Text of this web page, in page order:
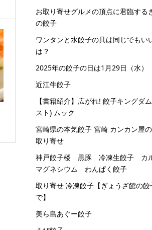
お取り寄せグルメの頂点に君臨する
の餃子
ワンタンと水餃子の具は同じでもい
は？
2025年の餃子の日は1月29日（水）
近江牛餃子
【書籍紹介】広がれ! 餃子キングダ
スト) ムック
宮崎県の本気餃子 宮崎 カンカン屋
取り寄せ
神戸餃子楼 黒豚 冷凍生餃子 カ
マグネシウム わんぱく餃子
取り寄せ 冷凍餃子【ぎょうざ館の餃
で】
美ら島あぐー餃子